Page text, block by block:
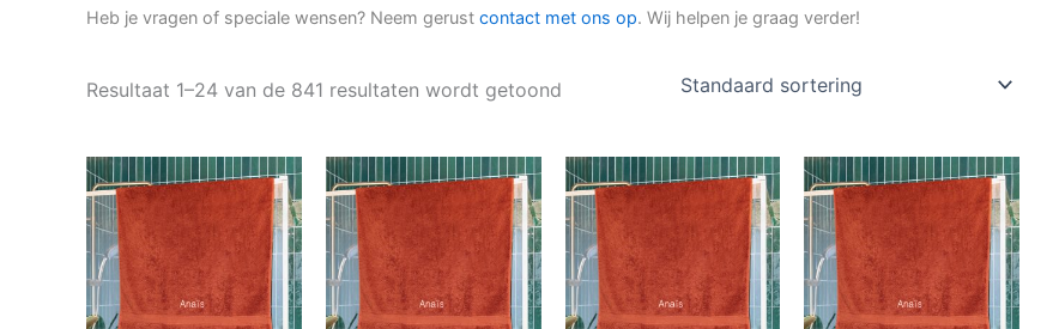
Heb je vragen of speciale wensen? Neem gerust contact met ons op. Wij helpen je graag verder!
Resultaat 1–24 van de 841 resultaten wordt getoond